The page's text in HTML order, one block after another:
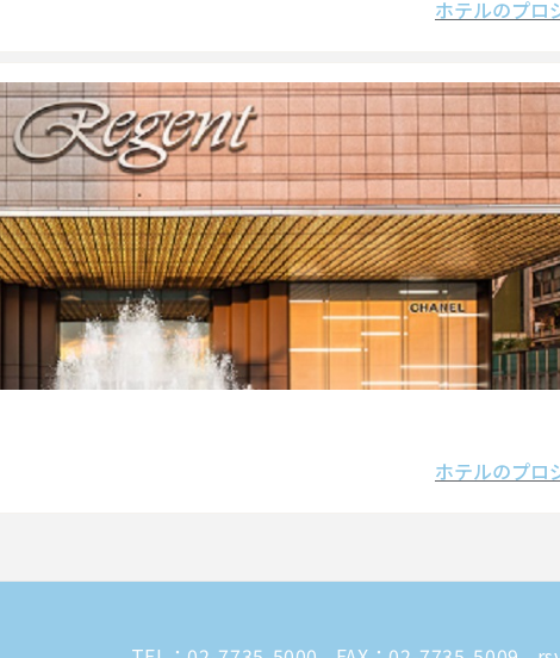
ホテルのプロ
ホテルのプロ